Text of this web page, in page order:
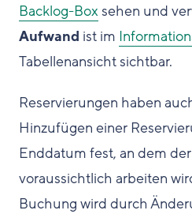
Backlog-Boxsehen und
Aufwand ist im
Tabellenansicht sichtbar.
Reservierungen haben
Hinzufügen einer
Enddatum fest, an dem
voraussichtlich arbeiten
Buchung wird durch